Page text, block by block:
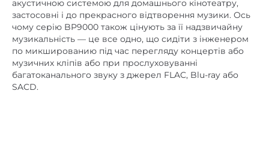
акустичною системою для домашнього кінотеатру,
застосовні і до прекрасного відтворення музики. Ось
чому серію BP9000 також цінують за її надзвичайну
музикальність — це все одно, що сидіти з інженером
по микшированию під час перегляду концертів або
музичних кліпів або при прослуховуванні
багатоканального звуку з джерел FLAC, Blu-ray або
SACD.